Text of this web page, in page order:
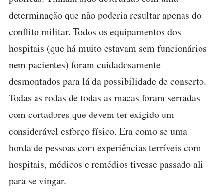
determinação que não poderia resultar apenas do
conflito militar. Todos os equipamentos dos
hospitais (que há muito estavam sem funcionários
nem pacientes) foram cuidadosamente
desmontados para lá da possibilidade de conserto.
Todas as rodas de todas as macas foram serradas
com cortadores que devem ter exigido um
considerável esforço físico. Era como se uma
horda de pessoas com experiências terríveis com
hospitais, médicos e remédios tivesse passado ali
para se vingar.